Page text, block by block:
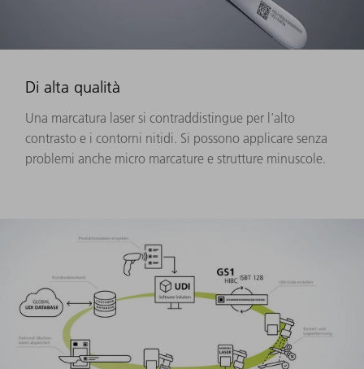
Di alta qualità
Una marcatura laser si contraddistingue per l'alto
contrasto e i contorni nitidi. Si possono applicare senza
problemi anche micro marcature e strutture minuscole.